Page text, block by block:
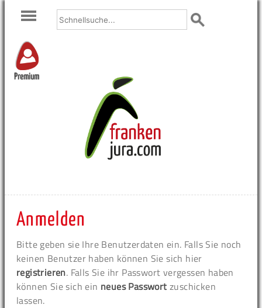
Premium
Anmelden
Bitte geben sie Ihre Benutzerdaten ein. Falls Sie noch
keinen Benutzer haben können Sie sich hier
registrieren. Falls Sie ihr Passwort vergessen haben
können Sie sich ein neues Passwort zuschicken
lassen.